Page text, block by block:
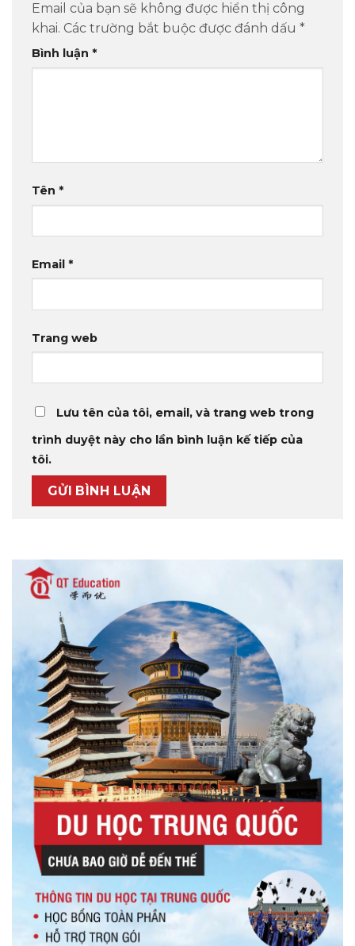
Email của bạn sẽ không được hiển thị công
khai. Các trường bắt buộc được đánh dấu *
Bình luận *
Tên *
Email *
Trang web
Lưu tên của tôi, email, và trang web trong
trình duyệt này cho lần bình luận kế tiếp của
tôi.